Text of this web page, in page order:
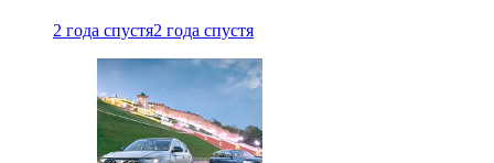
2 года спустя2 года спустя